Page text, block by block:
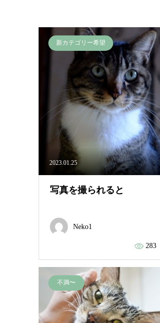
2023.01.25
新カテゴリー希望
写真を撮られると
Neko1
283
不満〜